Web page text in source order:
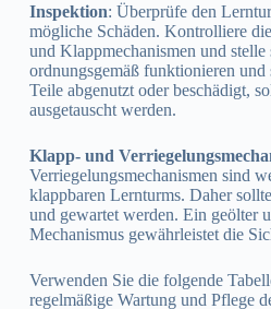
Inspektion: Überprüfe den
mögliche Schäden. Kontrolliere
und Klappmechanismen und stelle
ordnungsgemäß funktionieren
Teile abgenutzt oder beschädigt,
ausgetauscht werden.
Klapp- und
Verriegelungsmechanismen sind
klappbaren Lernturms. Daher
und gewartet werden. Ein geölter
Mechanismus gewährleistet die
Verwenden Sie die folgende
regelmäßige Wartung und Pflege